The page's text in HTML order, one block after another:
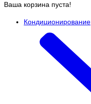
Ваша корзина пуста!
Кондиционирование